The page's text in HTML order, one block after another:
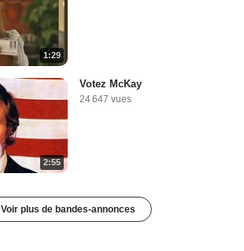
1:29
2:55
Votez McKay
24 647 vues
Voir plus de bandes-annonces